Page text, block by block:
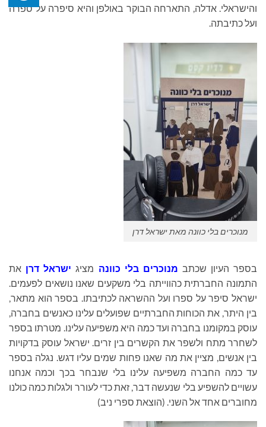
והישראלי. אדלה, התארחה הבוקר באולפן והיא סיפרה על ספרה
ועל כתיבתה.
מנוכרים בלי כוונה מאת ישראל דרן
בספר העיון שכתב מנוכרים בלי כוונה מציג ישראל דרן את
התמונה החברתית כהווייתה בלי משקעים שאנו נושאים לפעמים.
ישראל סיפר על ספרו ועל ההשראה לכתיבתו. בספר הוא מתאר,
בין היתר, את הכוחות החברתיים שפועלים עלינו כאנשים בחברה,
עוסק במקומנו בחברה ועד כמה היא משפיעה עלינו. מטרתו בספר
לשחרר מתח ולשפר את הקשרים בין זרים ישראל עוסק בדקויות
בין אנשים, מציין את מה שאנו פחות שמים עליו דגש. נגלה בספר
עד כמה החברה משפיעה עלינו בלי שנבחר בכך וכמה אנחנו
עשויים להשפיע בלי שנעשה דבר, זאת כדי לעורר ולגלות כמה כולנו
מחוברים אחד אל השני. (הוצאת ספרי ניב)